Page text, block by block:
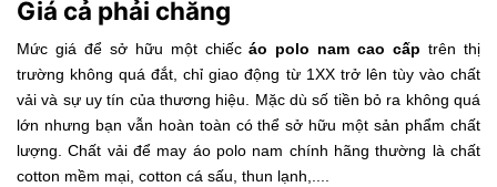
Giá cả phải chăng
Mức giá để sở hữu một chiếcáo polo nam cao cấp trên thị
trường không quá đắt, chỉ giao động từ 1XX trở lên tùy vào chất
vải và sự uy tín của thương hiệu. Mặc dù số tiền bỏ ra không quá
lớn nhưng bạn vẫn hoàn toàn có thể sở hữu một sản phẩm chất
lượng. Chất vải để may áo polo nam chính hãng thường là chất
cotton mềm mại, cotton cá sấu, thun lạnh,....